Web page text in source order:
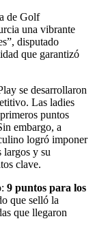
de Golf
una vibrante
disputado
que garantizó
se desarrollaron
Las ladies
puntos
embargo, a
logró imponer
largos y su
clave.
9 puntos para los
que selló la
que llegaron